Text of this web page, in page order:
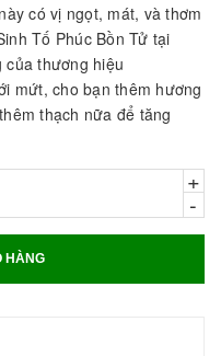
có vị ngọt, mát, và thơm
Tố Phúc Bồn Tử tại
của thương hiệu
mứt, cho bạn thêm hương
thạch nữa để tăng
+
-
HÀNG